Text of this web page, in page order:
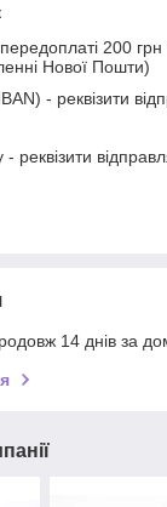
200
Нової Пошти)
- реквізити
реквізити
14 днів за